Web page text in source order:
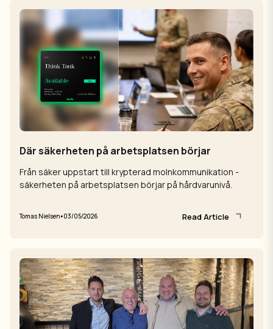
Där säkerheten på arbetsplatsen börjar
Från säker uppstart till krypterad molnkommunikation -
säkerheten på arbetsplatsen börjar på hårdvarunivå.
Tomas Nielsen•03/05/2026 Read Article